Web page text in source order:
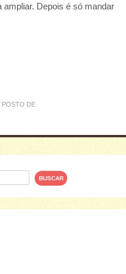
ampliar. Depois é só mandar
POSTO DE